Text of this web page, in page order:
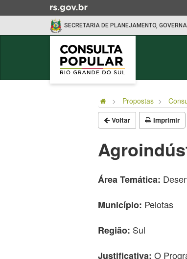
para
SECRETARIA DE PLANEJAMENTO,
Propostas
Voltar Imprimir
Área Temática:
Município: Pelotas
Região: Sul
Justificativa: O